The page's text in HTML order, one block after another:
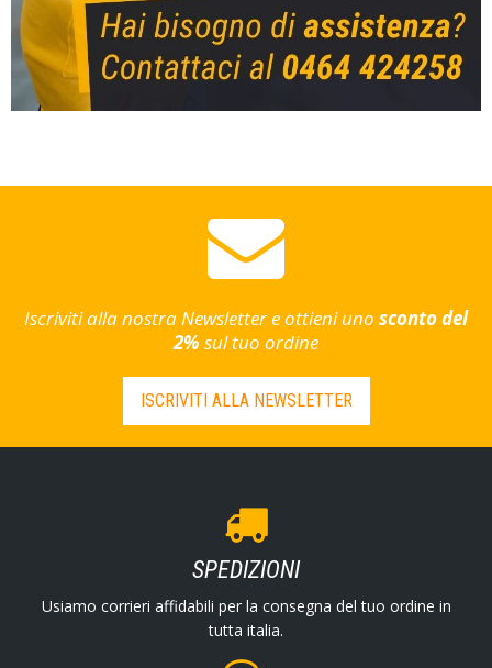
Iscriviti alla nostra Newsletter e ottieni uno sconto del
2% sul tuo ordine
ISCRIVITI ALLA NEWSLETTER
SPEDIZIONI
Usiamo corrieri affidabili per la consegna del tuo ordine in
tutta italia.